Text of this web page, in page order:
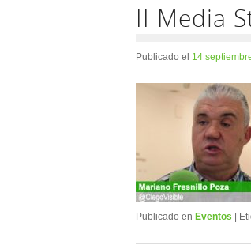
II Media
Publicado el 14
Publicado en Eventos